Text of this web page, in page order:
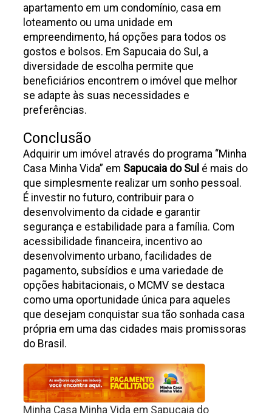
apartamento em um condomínio, casa em
loteamento ou uma unidade em
empreendimento, há opções para todos os
gostos e bolsos. Em Sapucaia do Sul, a
diversidade de escolha permite que
beneficiários encontrem o imóvel que melhor
se adapte às suas necessidades e
preferências.
Conclusão
Adquirir um imóvel através do programa “Minha
Casa Minha Vida” em Sapucaia do Sul é mais do
que simplesmente realizar um sonho pessoal.
É investir no futuro, contribuir para o
desenvolvimento da cidade e garantir
segurança e estabilidade para a família. Com
acessibilidade financeira, incentivo ao
desenvolvimento urbano, facilidades de
pagamento, subsídios e uma variedade de
opções habitacionais, o MCMV se destaca
como uma oportunidade única para aqueles
que desejam conquistar sua tão sonhada casa
própria em uma das cidades mais promissoras
do Brasil.
Minha Casa Minha Vida em Sapucaia do